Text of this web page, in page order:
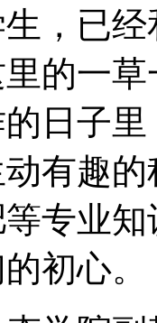
已经
的一
日子
有趣
专业
初心。